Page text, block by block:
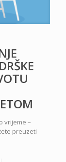
vrijeme –
preuzeti